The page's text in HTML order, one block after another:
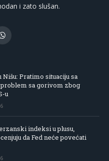
i zato slušan.
WhatsApp
Pratimo situaciju sa
sa gorivom zbog
u
indeksi u plusu,
da Fed neće povećati